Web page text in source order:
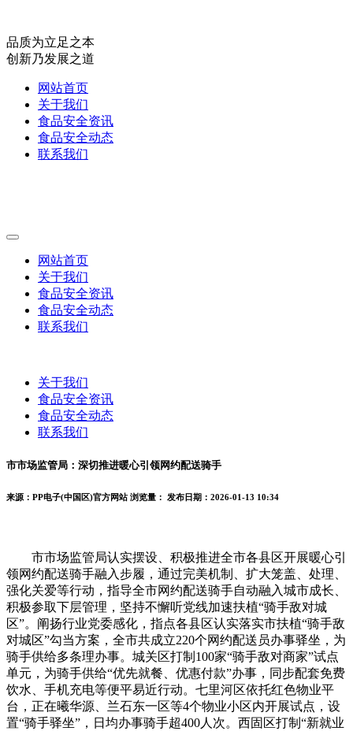
品质为立足之本
创新乃发展之道
网站首页
关于我们
食品安全资讯
食品安全动态
联系我们
网站首页
关于我们
食品安全资讯
食品安全动态
联系我们
关于我们
食品安全资讯
食品安全动态
联系我们
市市场监管局：深切推进暖心引领网约配送骑手
来源：PP电子(中国区)官方网站 浏览量： 发布日期：2026-01-13 10:34
市市场监管局认实摆设、积极推进全市各县区开展暖心引
领网约配送骑手融入步履，通过完美机制、扩大笼盖、处理、
强化关爱等行动，指导全市网约配送骑手自动融入城市成长、
积极参取下层管理，坚持不懈听党线加速扶植“骑手敌对城
区”。阐扬行业党委感化，指点各县区认实落实市扶植“骑手敌
对城区”勾当方案，全市共成立220个网约配送员办事驿坐，为
骑手供给多条理办事。城关区打制100家“骑手敌对商家”试点
单元，为骑手供给“优先就餐、优惠付款”办事，同步配套免费
饮水、手机充电等便平易近行动。七里河区依托红色物业平
台，正在曦华源、兰石东一区等4个物业小区内开展试点，设
置“骑手驿坐”，日均办事骑手超400人次。西固区打制“新就业